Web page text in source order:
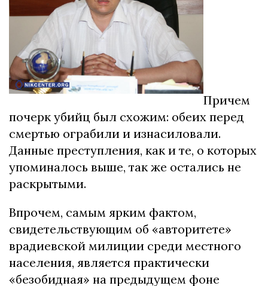
Причем
почерк убийц был схожим: обеих перед
смертью ограбили и изнасиловали.
Данные преступления, как и те, о которых
упоминалось выше, так же остались не
раскрытыми.
Впрочем, самым ярким фактом,
свидетельствующим об «авторитете»
врадиевской милиции среди местного
населения, является практически
«безобидная» на предыдущем фоне